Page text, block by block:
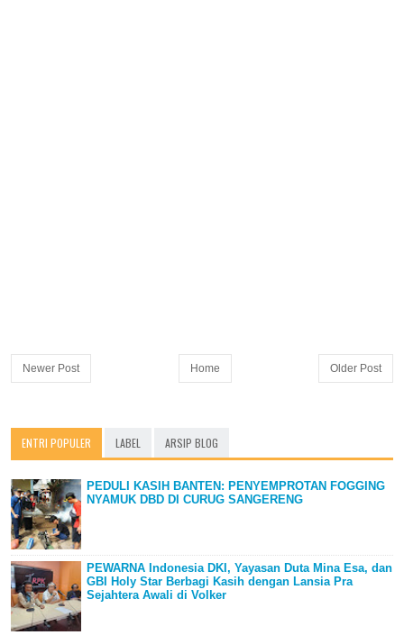
Newer Post Older Post
Home
ENTRI POPULER LABEL ARSIP BLOG
PEDULI KASIH BANTEN: PENYEMPROTAN FOGGING
NYAMUK DBD DI CURUG SANGERENG
PEWARNA Indonesia DKI, Yayasan Duta Mina Esa, dan
GBI Holy Star Berbagi Kasih dengan Lansia Pra
Sejahtera Awali di Volker